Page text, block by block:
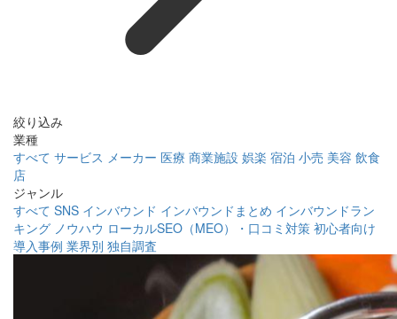
絞り込み
業種
すべて サービス メーカー 医療 商業施設 娯楽 宿泊 小売 美容 飲食
店
ジャンル
すべて SNS インバウンド インバウンドまとめ インバウンドラン
キング ノウハウ ローカルSEO（MEO）・口コミ対策 初心者向け
導入事例 業界別 独自調査